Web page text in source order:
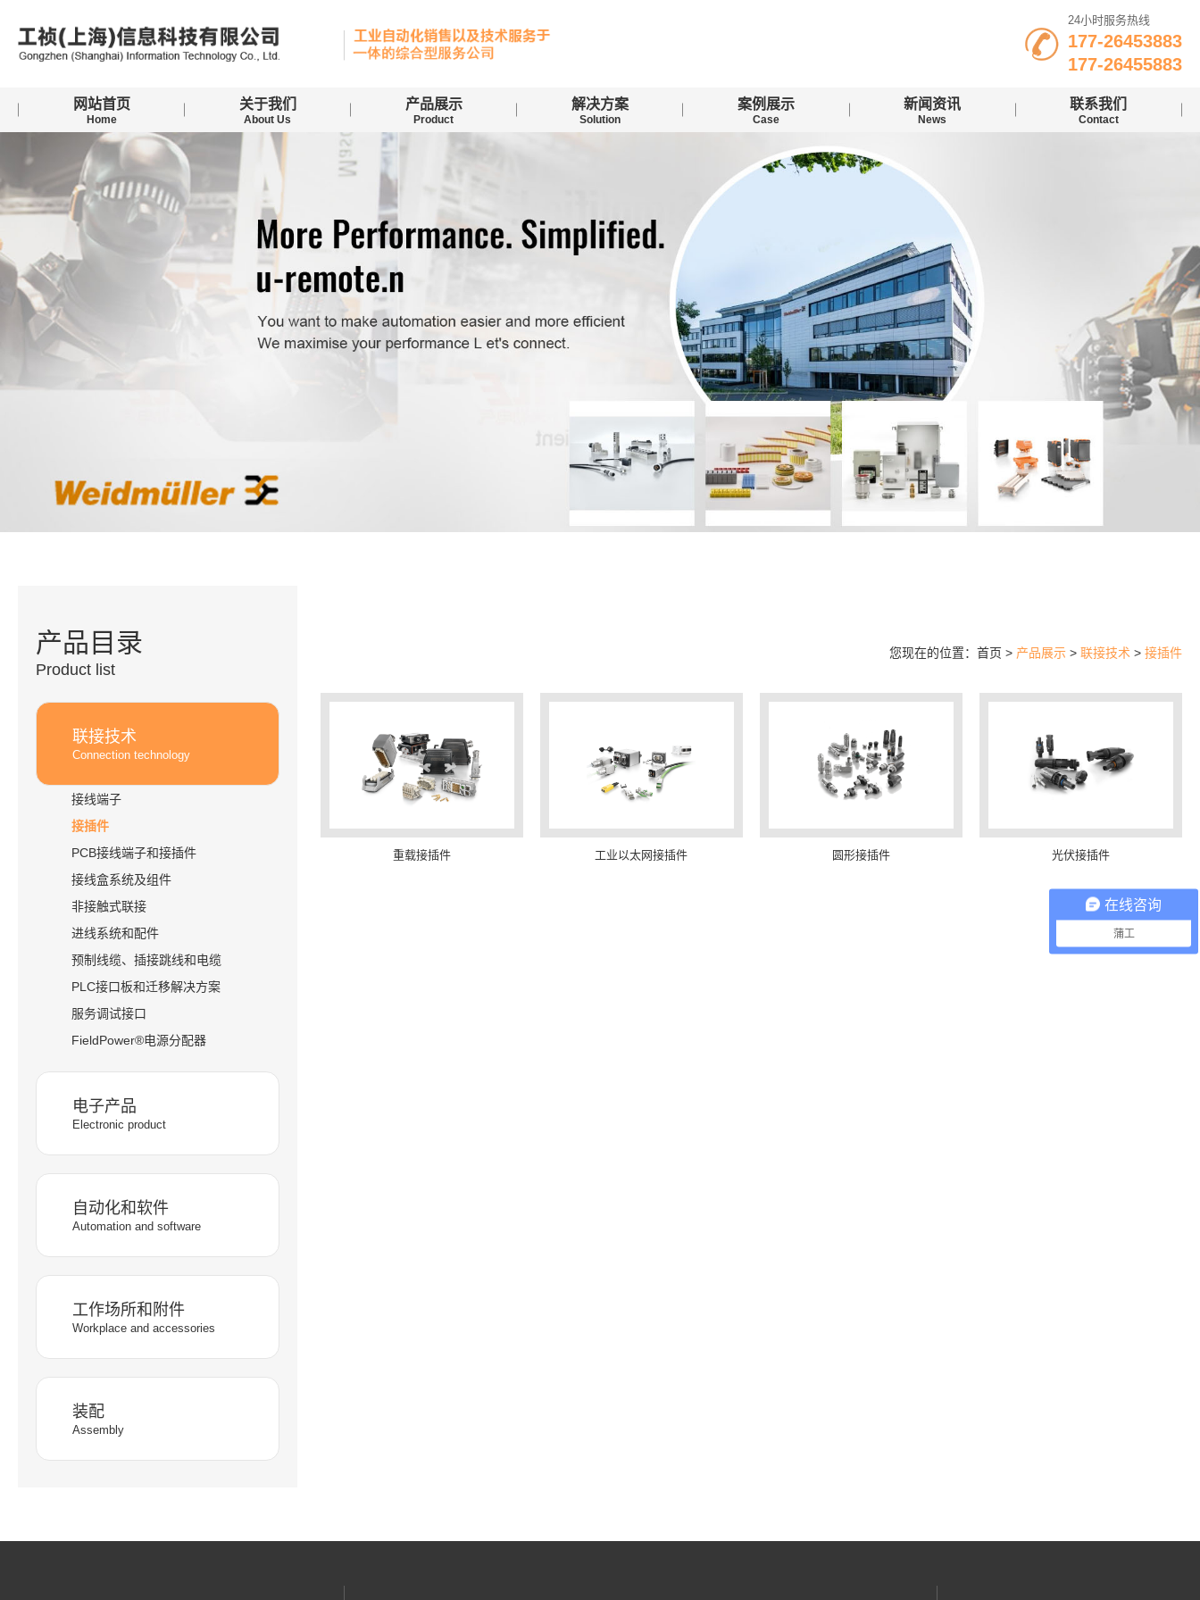
24小时服务热线
177-26453883
177-26455883
网站首页
Home
关于我们
About Us
产品展示
Product
解决方案
Solution
案例展示
Case
新闻资讯
News
联系我们
Contact
产品目录
Product list
联接技术
Connection technology
接线端子
接插件
PCB接线端子和接插件
接线盒系统及组件
非接触式联接
进线系统和配件
预制线缆、插接跳线和电缆
PLC接口板和迁移解决方案
服务调试接口
FieldPower®电源分配器
电子产品
Electronic product
自动化和软件
Automation and software
工作场所和附件
Workplace and accessories
装配
Assembly
您现在的位置：首页 > 产品展示> 联接技术 > 接插件
重载接插件 工业以太网接插件 圆形接插件 光伏接插件
在线咨询
蒲工